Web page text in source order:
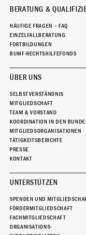
BERATUNG &
HÄUFIGE FRAGEN – FAQ
EINZELFALLBERATUNG
FORTBILDUNGEN
BUMF-RECHTSHILFEFONDS
ÜBER UNS
SELBSTVERSTÄNDNIS
MITGLIEDSCHAFT
TEAM & VORSTAND
KOORDINATION IN DEN
MITGLIEDSORGANISATIONEN
TÄTIGKEITSBERICHTE
PRESSE
KONTAKT
UNTERSTÜTZEN
SPENDEN UND
FÖRDERMITGLIEDSCHAFT
FACHMITGLIEDSCHAFT
ORGANISATIONS-